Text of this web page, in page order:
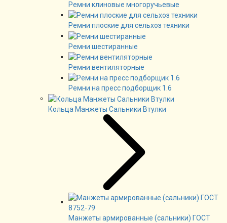
Ремни клиновые многоручьевые
Ремни плоские для сельхоз техники
Ремни шестиранные
Ремни вентиляторные
Ремни на пресс подборщик 1.6
Кольца Манжеты Сальники Втулки
Манжеты армированные (сальники) ГОСТ